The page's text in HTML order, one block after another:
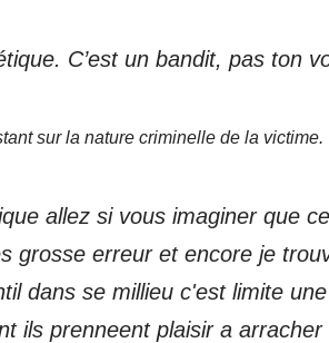
C’est un bandit, pas ton
sur la nature criminelle de la victime.
allez si vous imaginer que
grosse erreur et encore je
dans se millieu c'est limite
ils prenneent plaisir a